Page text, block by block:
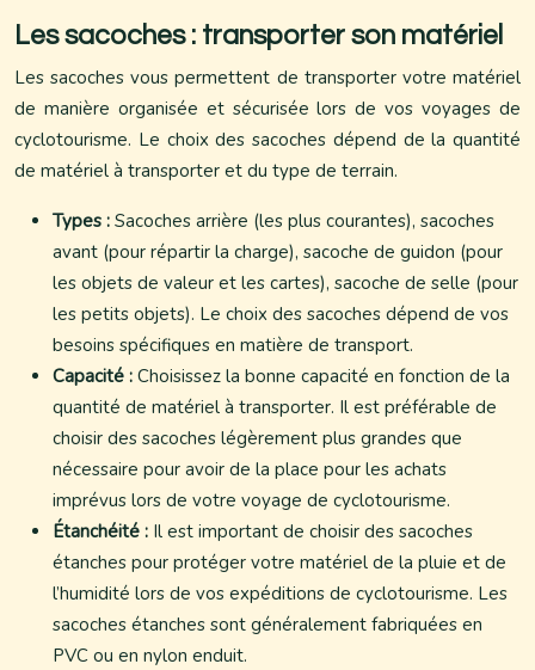
Les sacoches : transporter son matériel
Les sacoches vous permettent de transporter votre matériel
de manière organisée et sécurisée lors de vos voyages de
cyclotourisme. Le choix des sacoches dépend de la quantité
de matériel à transporter et du type de terrain.
Types : Sacoches arrière (les plus courantes), sacoches
avant (pour répartir la charge), sacoche de guidon (pour
les objets de valeur et les cartes), sacoche de selle (pour
les petits objets). Le choix des sacoches dépend de vos
besoins spécifiques en matière de transport.
Capacité : Choisissez la bonne capacité en fonction de la
quantité de matériel à transporter. Il est préférable de
choisir des sacoches légèrement plus grandes que
nécessaire pour avoir de la place pour les achats
imprévus lors de votre voyage de cyclotourisme.
Étanchéité : Il est important de choisir des sacoches
étanches pour protéger votre matériel de la pluie et de
l’humidité lors de vos expéditions de cyclotourisme. Les
sacoches étanches sont généralement fabriquées en
PVC ou en nylon enduit.